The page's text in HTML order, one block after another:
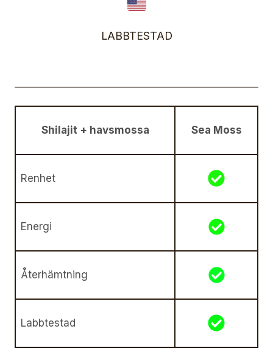
LABBTESTAD
Shilajit + havsmossa Sea Moss
Renhet
Energi
Återhämtning
Labbtestad